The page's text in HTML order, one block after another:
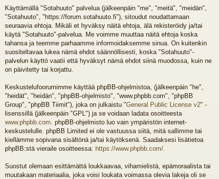
ua
ee
t
sä
än
dy
Käyttämällä "Sotahuuto" palvelua (jälkeenpäin "me", "meitä", "meidän",
"Sotahuuto", "https://forum.sotahuuto.fi"), sitoudut noudattamaan
seuraavia ehtoja. Mikäli et hyväksy näitä ehtoja, älä rekisteröidy ja/tai
käytä "Sotahuuto"-palvelua. Me voimme muuttaa näitä ehtoja koska
tahansa ja teemme parhaamme informoidaksemme sinua. On kuitenkin
suositeltavaa lukea nämä ehdot säännöllisesti, koska "Sotahuuto"-
palvelun käyttö vaatii että hyväksyt nämä ehdot siinä muodossa, kuin ne
on päivitetty tai korjattu.
Keskustelufoorumimme käyttää phpBB-ohjelmistoa, (jälkeenpäin "he",
"heidät", "heidän", "phpBB-ohjelmisto", "www.phpbb.com", "phpBB
Group", "phpBB Tiimit"), joka on julkaistu "General Public License v2" -
lisenssillä (jälkeenpäin "GPL") ja se voidaan ladata osoitteesta
www.phpbb.com . phpBB-ohjelmisto luo vain ympäristön internet-
keskustelulle. phpBB Limited ei ole vastuussa siitä, mitä sallimme tai
kiellämme sopivana sisältönä ja/tai käytöksenä. Saadaksesi lisätietoa
phpBB:stä vieraile osoitteessa: https://www.phpbb.com/
Suostut olemaan esittämättä loukkaavaa, vihamielistä, epämoraalista tai
muutakaan materiaalia, joka voisi loukata voimassa olevia lakeja oli se